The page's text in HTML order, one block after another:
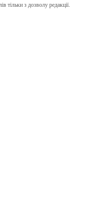
тільки з дозволу редакції.